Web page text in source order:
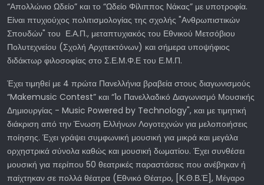
“Απολλώνιο Ωδείο” και το “Ωδείο Φίλιππος Νάκας” με υποτροφία.
Είναι πτυχιούχος πολιτισμολογίας της σχολής "Ανθρωπιστικών
Σπουδών" του Ε.Α.Π., μεταπτυχιακός του Εθνικού Μετσόβιου
Πολυτεχνείου (Σχολή Αρχιτεκτόνων) και σήμερα υποψήφιος
διδάκτωρ φιλοσοφίας στο Σ.Ε.Μ.Φ.Ε του Ε.Μ.Π.
Έχει τιμηθεί με 4 πρώτα Πανελλήνια βραβεία στους διαγωνισμούς
“Makemusic Contest” και “1ο Πανελλαδικό Διαγωνισμό Μουσικής
Δημιουργίας - Music Powered by Technology", και με τιμητική
διάκριση από την Ένωση Ελλήνων Λογοτεχνών για μελοποιήσεις
ποίησης. Έχει γράψει συμφωνική μουσική για μικρά και μεγάλα
ορχηστρικά σύνολα καθώς και μουσική δωματίου. Έχει συνθέσει
μουσική για περίπου 50 θεατρικές παραστάσεις που ανέβηκαν ή
παίχτηκαν σε πολλά θέατρα (Εθνικό Θέατρο, [Κ.Θ.Β.Έ], Μέγαρο